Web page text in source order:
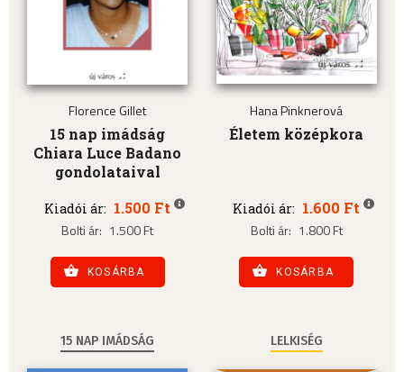
Florence Gillet
15 nap imádság
Chiara Luce Badano
gondolataival
Kiadói ár: 1.500 Ft
Bolti ár: 1.500 Ft
KOSÁRBA
Hana Pinknerová
Életem középkora
Kiadói ár: 1.600 Ft
Bolti ár: 1.800 Ft
KOSÁRBA
15 NAP IMÁDSÁG LELKISÉG